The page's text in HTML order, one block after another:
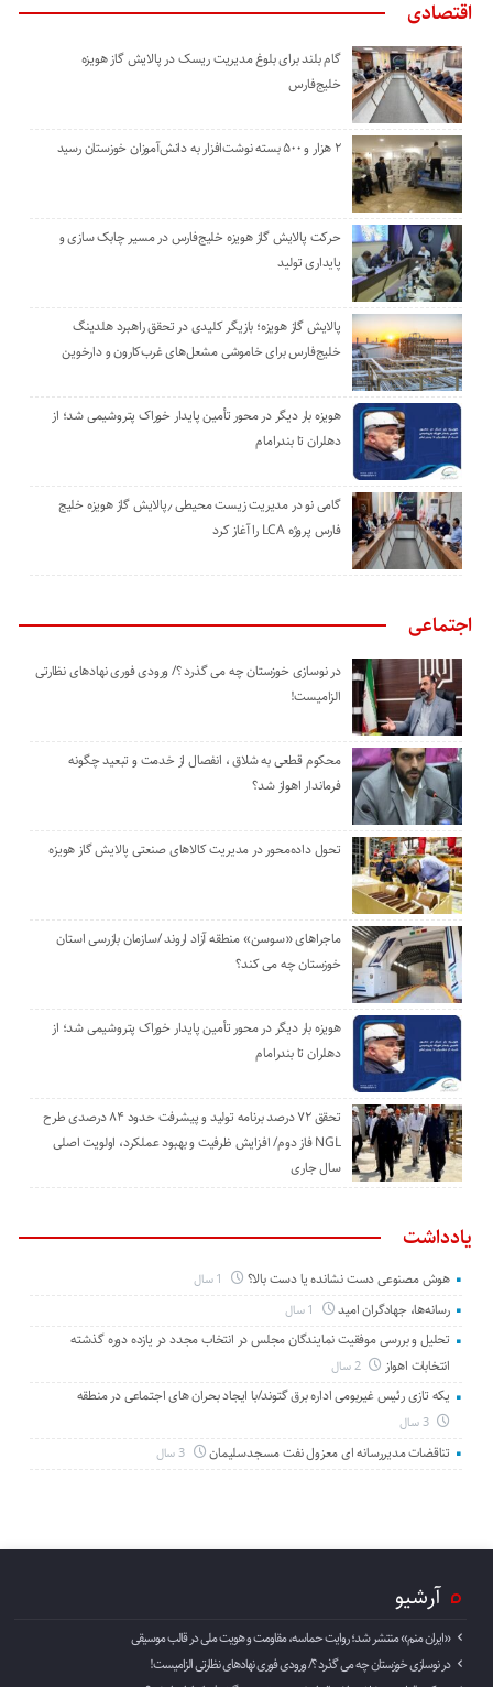
اقتصادی
گام بلند برای بلوغ مدیریت ریسک در پالایش گاز هویزه
خلیج‌فارس
۲ هزار و ۵۰۰ بسته نوشت‌افزار به دانش‌آموزان خوزستان رسید
حرکت پالایش گاز هویزه خلیج‌فارس در مسیر چابک سازی و
پایداری تولید
پالایش گاز هویزه؛ بازیگر کلیدی در تحقق راهبرد هلدینگ
خلیج‌فارس برای خاموشی مشعل‌های غرب‌کارون و دارخوین
هویزه بار دیگر در محور تأمین پایدار خوراک پتروشیمی شد؛ از
دهلران تا بندرامام
گامی نو در مدیریت زیست ‌محیطی ٫پالایش گاز هویزه خلیج
‌فارس پروژه LCA را آغاز کرد
اجتماعی
در نوسازی خوزستان چه می گذرد ؟/ ورودی فوری نهادهای نظارتی
الزامیست!
محکوم قطعی به شلاق ، انفصال از خدمت و تبعید چگونه
فرماندار اهواز شد؟
تحول داده‌محور در مدیریت کالاهای صنعتی پالایش گاز هویزه
ماجراهای «سوسن» منطقه آزاد اروند /سازمان بازرسی استان
خوزستان چه می کند؟
هویزه بار دیگر در محور تأمین پایدار خوراک پتروشیمی شد؛ از
دهلران تا بندرامام
تحقق ۷۲ درصد برنامه تولید و پیشرفت حدود ۸۴ درصدی طرح
NGL فاز دوم/ افزایش ظرفیت و بهبود عملکرد، اولویت اصلی
سال جاری
یادداشت
هوش مصنوعی دست نشانده یا دست بالا؟
رسانه‌ها، جهادگران امید
تحلیل و بررسی موفقیت نمایندگان مجلس در انتخاب مجدد در یازده دوره گذشته
انتخابات اهواز
2 سال
یکه تازی رئیس غیربومی اداره برق گتوند/با ایجاد بحران های اجتماعی در منطقه
3 سال
تناقضات مدیررسانه ای معزول نفت مسجدسلیمان 3 سال
آرشیو
«ایران منم» منتشر شد؛ روایت حماسه، مقاومت و هویت ملی در قالب موسیقی
در نوسازی خوزستان چه می گذرد ؟/ ورودی فوری نهادهای نظارتی الزامیست!